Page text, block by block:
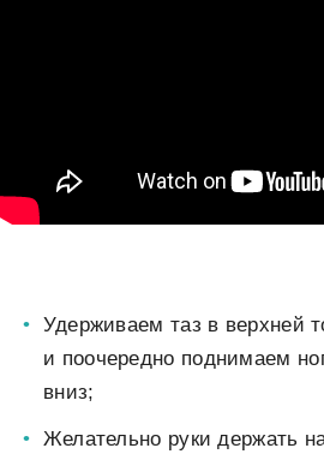
Удерживаем таз в верхней
и поочередно поднимаем
вниз;
Желательно руки держать